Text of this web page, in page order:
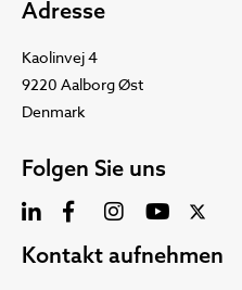
Adresse
Kaolinvej 4
9220 Aalborg Øst
Denmark
Folgen Sie uns
Kontakt aufnehmen